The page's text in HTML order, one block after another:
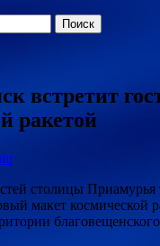
встретит
ракетой
столицы Приамурья
макет космической